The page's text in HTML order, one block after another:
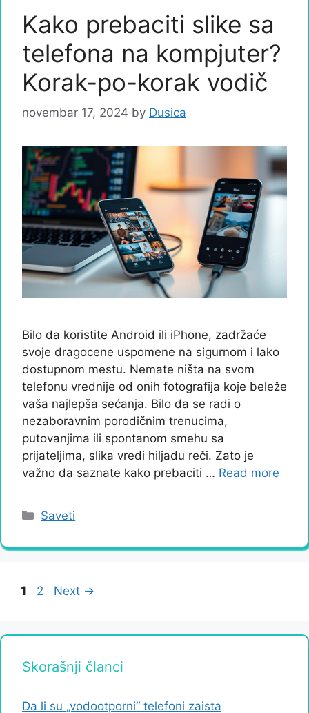
Kako prebaciti slike sa
telefona na kompjuter?
Korak-po-korak vodič
novembar 17, 2024 by Dusica
Bilo da koristite Android ili iPhone, zadržaće
svoje dragocene uspomene na sigurnom i lako
dostupnom mestu. Nemate ništa na svom
telefonu vrednije od onih fotografija koje beleže
vaša najlepša sećanja. Bilo da se radi o
nezaboravnim porodičnim trenucima,
putovanjima ili spontanom smehu sa
prijateljima, slika vredi hiljadu reči. Zato je
važno da saznate kako prebaciti … Read more
Categories
Saveti
Page
1 Page
2 Next →
Skorašnji članci
Da li su „vodootporni“ telefoni zaista